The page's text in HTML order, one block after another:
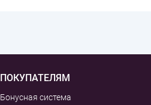
ПОКУПАТЕЛЯМ
Бонусная система